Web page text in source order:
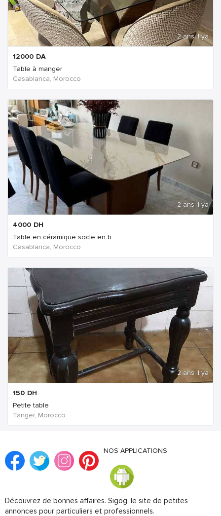
2 ans Il ya
12000 DA
Table à manger
Casablanca, Morocco
2 ans Il ya
4000 DH
Table en céramique socle en b...
Casablanca, Morocco
2 ans Il ya
150 DH
Petite table
Tanger, Morocco
NOS APPLICATIONS
Découvrez de bonnes affaires. Sigog, le site de petites
annonces pour particuliers et professionnels.